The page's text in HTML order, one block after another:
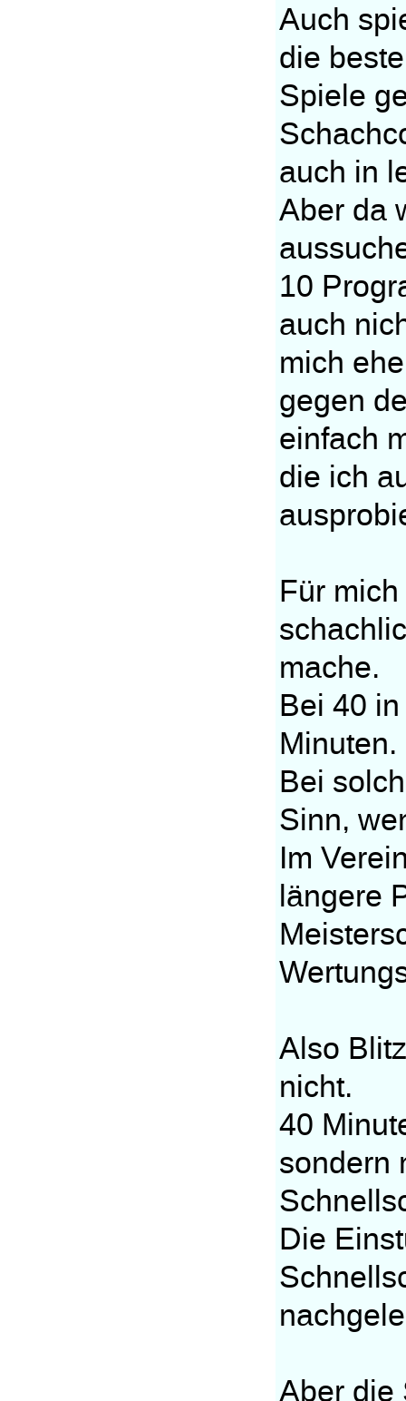
Auch
die
Spiele
auch in
Aber da
10
auch
mich
gegen
einfach
die ich
Für
mache.
Bei 40
Minuten.
Bei
Sinn,
Im
längere
Also
nicht.
40
sondern
Die
Aber die